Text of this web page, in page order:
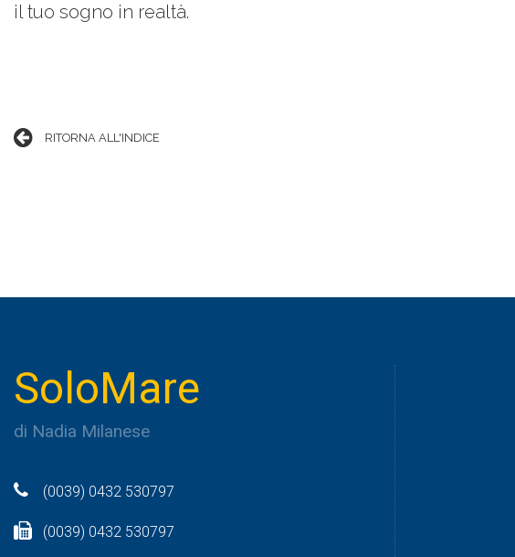
il tuo sogno in realtà.
RITORNA ALL'INDICE
SoloMare
di Nadia Milanese
(0039) 0432 530797
(0039) 0432 530797